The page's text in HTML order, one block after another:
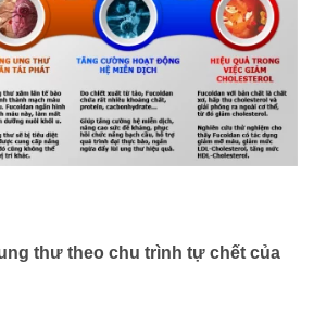
thư theo chu trình tự chết của